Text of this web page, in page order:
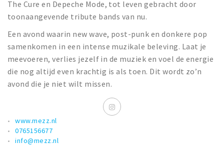
Privacy
Inloggen
The Cure en Depeche Mode, tot leven gebracht door
toonaangevende tribute bands van nu.
Een avond waarin new wave, post-punk en donkere pop
samenkomen in een intense muzikale beleving. Laat je
meevoeren, verlies jezelf in de muziek en voel de energie
die nog altijd even krachtig is als toen. Dit wordt zo’n
avond die je niet wilt missen.
www.mezz.nl
0765156677
info@mezz.nl